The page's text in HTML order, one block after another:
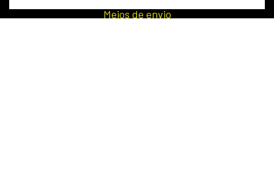
Meios de envio